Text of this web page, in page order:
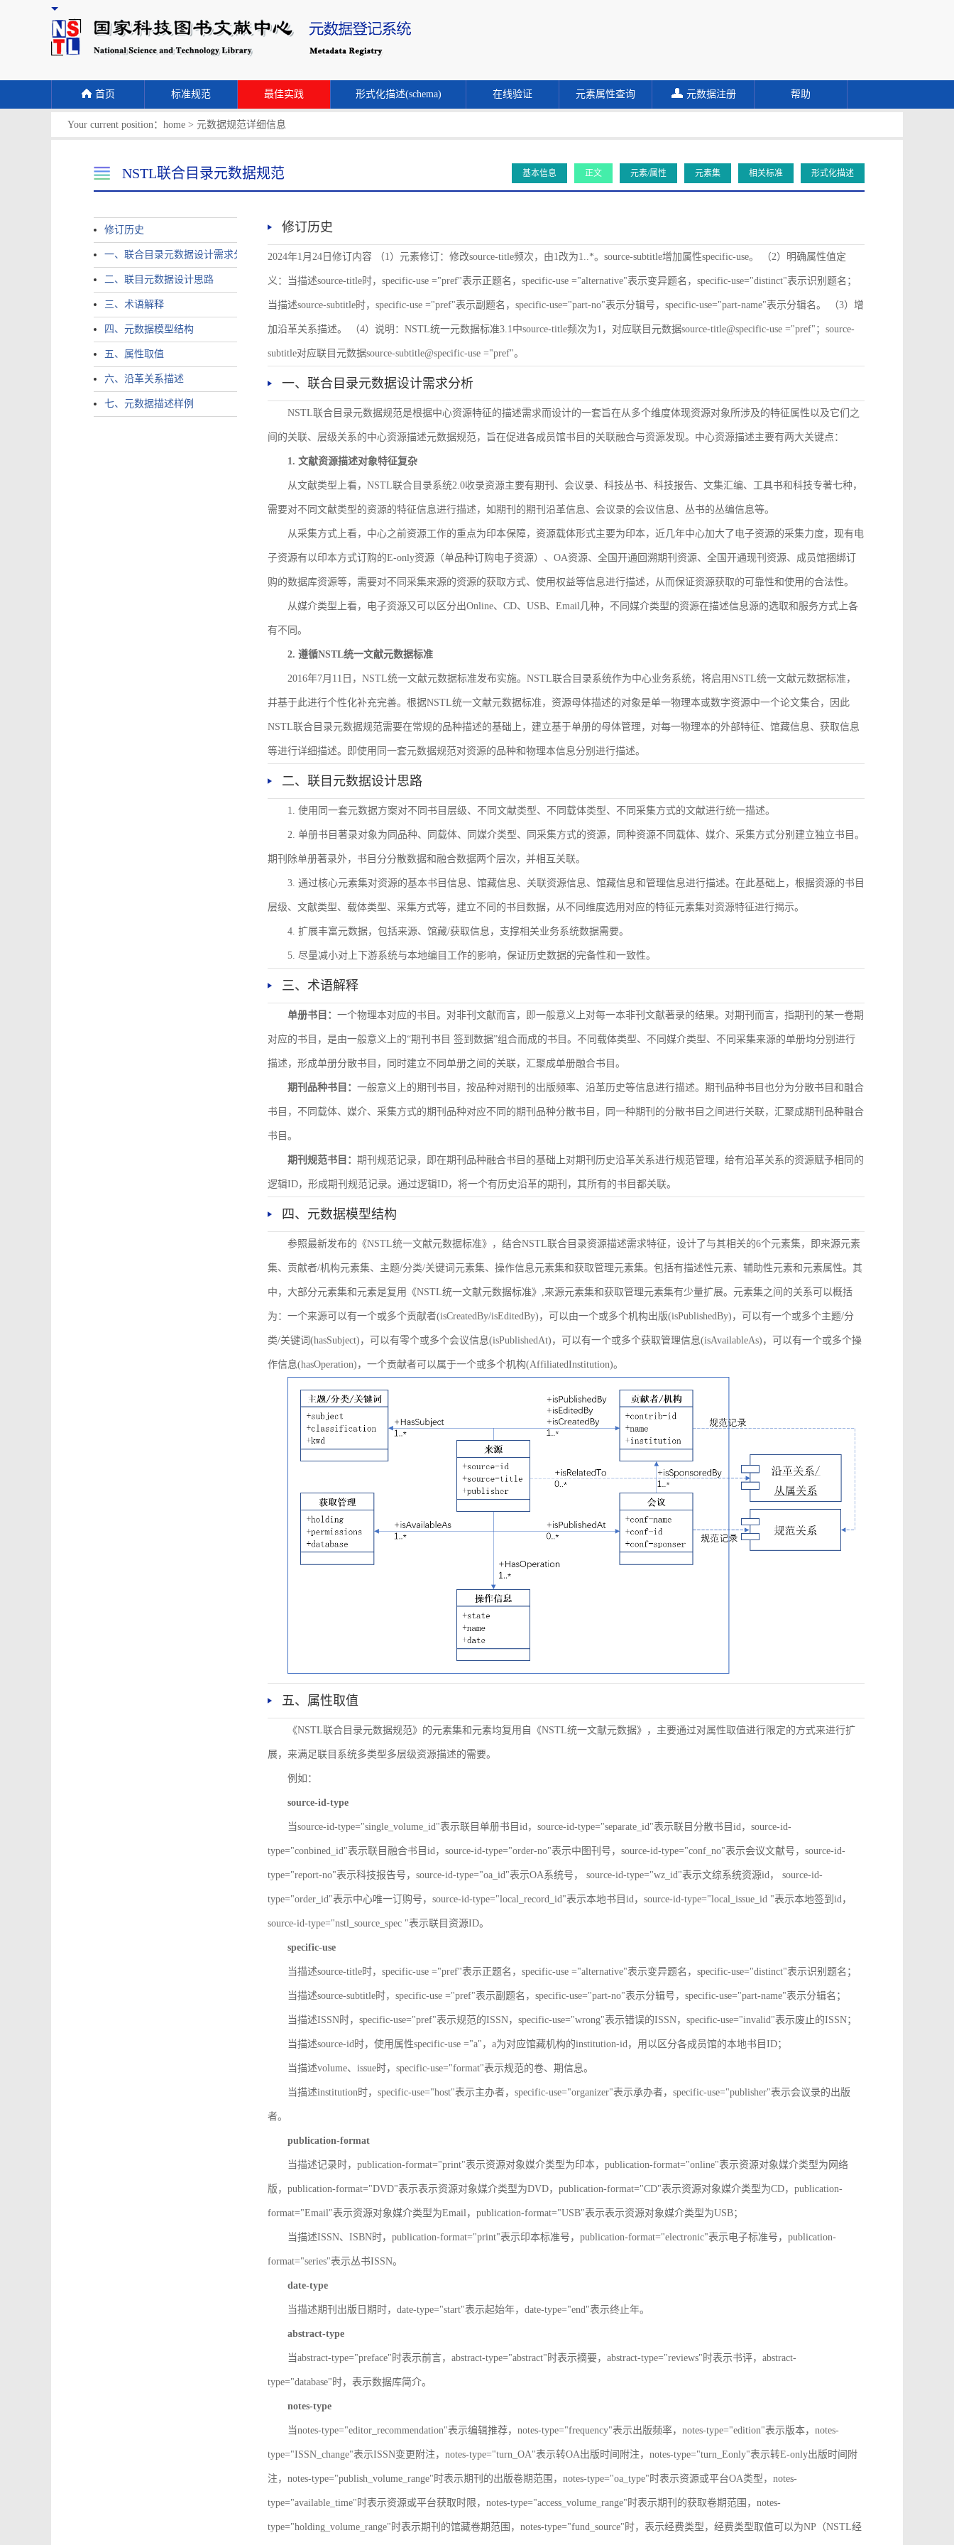
首页 标准规范 最佳实践 形式化描述(schema) 在线验证 元素属性查询 元数据注册 帮助
Your current position： home > 元数据规范详细信息
NSTL联合目录元数据规范 基本信息 正文 元素/属性 元素集 相关标准 形式化描述
修订历史
一、联合目录元数据设计需求分析
二、联目元数据设计思路
三、术语解释
四、元数据模型结构
五、属性取值
六、沿革关系描述
七、元数据描述样例
修订历史
2024年1月24日修订内容 （1）元素修订：修改source-title频次，由1改为1..*。source-subtitle增加属性specific-use。 （2）明确属性值定
义：当描述source-title时，specific-use ="pref"表示正题名，specific-use ="alternative"表示变异题名，specific-use="distinct"表示识别题名；
当描述source-subtitle时，specific-use ="pref"表示副题名，specific-use="part-no"表示分辑号，specific-use="part-name"表示分辑名。 （3）增
加沿革关系描述。 （4）说明：NSTL统一元数据标准3.1中source-title频次为1，对应联目元数据source-title@specific-use ="pref"；source-
subtitle对应联目元数据source-subtitle@specific-use ="pref"。
一、联合目录元数据设计需求分析
NSTL联合目录元数据规范是根据中心资源特征的描述需求而设计的一套旨在从多个维度体现资源对象所涉及的特征属性以及它们之
间的关联、层级关系的中心资源描述元数据规范，旨在促进各成员馆书目的关联融合与资源发现。中心资源描述主要有两大关键点：
1. 文献资源描述对象特征复杂
从文献类型上看，NSTL联合目录系统2.0收录资源主要有期刊、会议录、科技丛书、科技报告、文集汇编、工具书和科技专著七种，
需要对不同文献类型的资源的特征信息进行描述，如期刊的期刊沿革信息、会议录的会议信息、丛书的丛编信息等。
从采集方式上看，中心之前资源工作的重点为印本保障，资源载体形式主要为印本，近几年中心加大了电子资源的采集力度，现有电
子资源有以印本方式订购的E-only资源（单品种订购电子资源）、OA资源、全国开通回溯期刊资源、全国开通现刊资源、成员馆捆绑订
购的数据库资源等，需要对不同采集来源的资源的获取方式、使用权益等信息进行描述，从而保证资源获取的可靠性和使用的合法性。
从媒介类型上看，电子资源又可以区分出Online、CD、USB、Email几种，不同媒介类型的资源在描述信息源的选取和服务方式上各
有不同。
2. 遵循NSTL统一文献元数据标准
2016年7月11日，NSTL统一文献元数据标准发布实施。NSTL联合目录系统作为中心业务系统，将启用NSTL统一文献元数据标准，
并基于此进行个性化补充完善。根据NSTL统一文献元数据标准，资源母体描述的对象是单一物理本或数字资源中一个论文集合，因此
NSTL联合目录元数据规范需要在常规的品种描述的基础上，建立基于单册的母体管理，对每一物理本的外部特征、馆藏信息、获取信息
等进行详细描述。即使用同一套元数据规范对资源的品种和物理本信息分别进行描述。
二、联目元数据设计思路
1. 使用同一套元数据方案对不同书目层级、不同文献类型、不同载体类型、不同采集方式的文献进行统一描述。
2. 单册书目著录对象为同品种、同载体、同媒介类型、同采集方式的资源，同种资源不同载体、媒介、采集方式分别建立独立书目。
期刊除单册著录外，书目分分散数据和融合数据两个层次，并相互关联。
3. 通过核心元素集对资源的基本书目信息、馆藏信息、关联资源信息、馆藏信息和管理信息进行描述。在此基础上，根据资源的书目
层级、文献类型、载体类型、采集方式等，建立不同的书目数据，从不同维度选用对应的特征元素集对资源特征进行揭示。
4. 扩展丰富元数据，包括来源、馆藏/获取信息，支撑相关业务系统数据需要。
5. 尽量减小对上下游系统与本地编目工作的影响，保证历史数据的完备性和一致性。
三、术语解释
单册书目： 一个物理本对应的书目。对非刊文献而言，即一般意义上对每一本非刊文献著录的结果。对期刊而言，指期刊的某一卷期
对应的书目，是由一般意义上的“期刊书目 签到数据”组合而成的书目。不同载体类型、不同媒介类型、不同采集来源的单册均分别进行
描述，形成单册分散书目，同时建立不同单册之间的关联，汇聚成单册融合书目。
期刊品种书目： 一般意义上的期刊书目，按品种对期刊的出版频率、沿革历史等信息进行描述。期刊品种书目也分为分散书目和融合
书目，不同载体、媒介、采集方式的期刊品种对应不同的期刊品种分散书目，同一种期刊的分散书目之间进行关联，汇聚成期刊品种融合
书目。
期刊规范书目： 期刊规范记录，即在期刊品种融合书目的基础上对期刊历史沿革关系进行规范管理，给有沿革关系的资源赋予相同的
逻辑ID，形成期刊规范记录。通过逻辑ID，将一个有历史沿革的期刊，其所有的书目都关联。
四、元数据模型结构
参照最新发布的《NSTL统一文献元数据标准》，结合NSTL联合目录资源描述需求特征，设计了与其相关的6个元素集，即来源元素
集、贡献者/机构元素集、主题/分类/关键词元素集、操作信息元素集和获取管理元素集。包括有描述性元素、辅助性元素和元素属性。其
中，大部分元素集和元素是复用《NSTL统一文献元数据标准》,来源元素集和获取管理元素集有少量扩展。元素集之间的关系可以概括
为：一个来源可以有一个或多个贡献者(isCreatedBy/isEditedBy)，可以由一个或多个机构出版(isPublishedBy)，可以有一个或多个主题/分
类/关键词(hasSubject)，可以有零个或多个会议信息(isPublishedAt)，可以有一个或多个获取管理信息(isAvailableAs)，可以有一个或多个操
作信息(hasOperation)，一个贡献者可以属于一个或多个机构(AffiliatedInstitution)。
五、属性取值
《NSTL联合目录元数据规范》的元素集和元素均复用自《NSTL统一文献元数据》，主要通过对属性取值进行限定的方式来进行扩
展，来满足联目系统多类型多层级资源描述的需要。
例如：
source-id-type
当source-id-type="single_volume_id"表示联目单册书目id，source-id-type="separate_id"表示联目分散书目id，source-id-
type="conbined_id"表示联目融合书目id，source-id-type="order-no"表示中图刊号，source-id-type="conf_no"表示会议文献号，source-id-
type="report-no"表示科技报告号，source-id-type="oa_id"表示OA系统号， source-id-type="wz_id"表示文综系统资源id， source-id-
type="order_id"表示中心唯一订购号，source-id-type="local_record_id"表示本地书目id，source-id-type="local_issue_id "表示本地签到id，
source-id-type="nstl_source_spec "表示联目资源ID。
specific-use
当描述source-title时，specific-use ="pref"表示正题名，specific-use ="alternative"表示变异题名，specific-use="distinct"表示识别题名；
当描述source-subtitle时，specific-use ="pref"表示副题名，specific-use="part-no"表示分辑号，specific-use="part-name"表示分辑名；
当描述ISSN时，specific-use="pref"表示规范的ISSN，specific-use="wrong"表示错误的ISSN，specific-use="invalid"表示废止的ISSN；
当描述source-id时，使用属性specific-use ="a"，a为对应馆藏机构的institution-id，用以区分各成员馆的本地书目ID；
当描述volume、issue时，specific-use="format"表示规范的卷、期信息。
当描述institution时，specific-use="host"表示主办者，specific-use="organizer"表示承办者，specific-use="publisher"表示会议录的出版
者。
publication-format
当描述记录时，publication-format="print"表示资源对象媒介类型为印本，publication-format="online"表示资源对象媒介类型为网络
版，publication-format="DVD"表示表示资源对象媒介类型为DVD，publication-format="CD"表示资源对象媒介类型为CD，publication-
format="Email"表示资源对象媒介类型为Email，publication-format="USB"表示表示资源对象媒介类型为USB；
当描述ISSN、ISBN时，publication-format="print"表示印本标准号，publication-format="electronic"表示电子标准号，publication-
format="series"表示丛书ISSN。
date-type
当描述期刊出版日期时，date-type="start"表示起始年，date-type="end"表示终止年。
abstract-type
当abstract-type="preface"时表示前言，abstract-type="abstract"时表示摘要，abstract-type="reviews"时表示书评，abstract-
type="database"时，表示数据库简介。
notes-type
当notes-type="editor_recommendation"表示编辑推荐，notes-type="frequency"表示出版频率，notes-type="edition"表示版本，notes-
type="ISSN_change"表示ISSN变更附注，notes-type="turn_OA"表示转OA出版时间附注，notes-type="turn_Eonly"表示转E-only出版时间附
注，notes-type="publish_volume_range"时表示期刊的出版卷期范围，notes-type="oa_type"时表示资源或平台OA类型，notes-
type="available_time"时表示资源或平台获取时限，notes-type="access_volume_range"时表示期刊的获取卷期范围，notes-
type="holding_volume_range"时表示期刊的馆藏卷期范围，notes-type="fund_source"时，表示经费类型，经费类型取值可以为NP（NSTL经